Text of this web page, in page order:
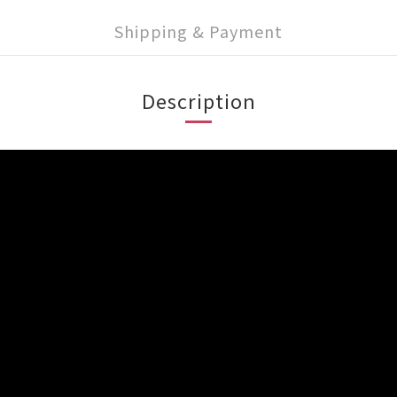
Shipping & Payment
Description